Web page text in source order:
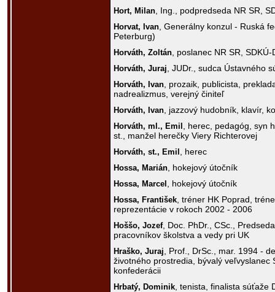
Hort, Milan , Ing., podpredseda NR SR,
Horvat, Ivan , Generálny konzul - Ruská
Peterburg)
Horváth, Zoltán , poslanec NR SR, SDKÚ-
Horváth, Juraj , JUDr., sudca Ústavného
Horváth, Ivan , prozaik, publicista,
nadrealizmus, verejný činiteľ
Horváth, Ivan , jazzový hudobník, klavír,
Horváth, ml., Emil
, herec, pedagóg, syn
st., manžel herečky Viery Richterovej
Horváth, st., Emil , herec
Hossa, Marián , hokejový útočník
Hossa, Marcel , hokejový útočník
Hossa, František , tréner HK Poprad,
reprezentácie v rokoch 2002 - 2006
Hoššo, Jozef, Doc. PhDr., CSc.,
pracovníkov školstva a vedy pri UK
Hraško, Juraj , Prof., DrSc., mar. 1994 -
životného prostredia, bývalý veľvyslanec
konfederácii
Hrbatý, Dominik , tenista, finalista súťaže